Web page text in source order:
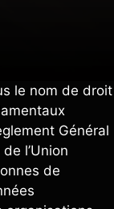
le nom de droit
Général
l’Union
de